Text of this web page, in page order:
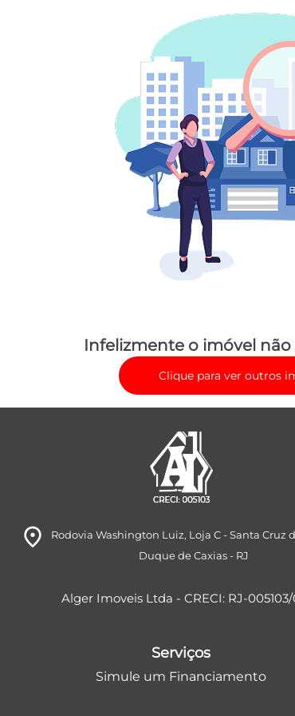
Infelizmente o imóvel
Clique para ver outros
room Rodovia Washington Luiz, Loja C- Santa Cruz
Duque de Caxias- RJ
Alger Imoveis Ltda - CRECI: RJ-
Serviços
Simule um Financiamento